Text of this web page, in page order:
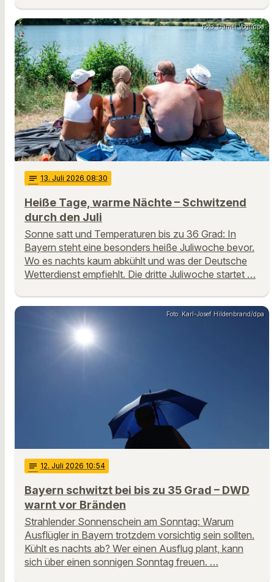
Foto: Daniel Vogl/dpa
notes 13. Juli 2026 08:30
Heiße Tage, warme Nächte – Schwitzend
durch den Juli
Sonne satt und Temperaturen bis zu 36 Grad: In
Bayern steht eine besonders heiße Juliwoche bevor.
Wo es nachts kaum abkühlt und was der Deutsche
Wetterdienst empfiehlt. Die dritte Juliwoche startet …
Foto: Karl-Josef Hildenbrand/dpa
notes 12. Juli 2026 10:54
Bayern schwitzt bei bis zu 35 Grad – DWD
warnt vor Bränden
Strahlender Sonnenschein am Sonntag: Warum
Ausflügler in Bayern trotzdem vorsichtig sein sollten.
Kühlt es nachts ab? Wer einen Ausflug plant, kann
sich über einen sonnigen Sonntag freuen. …